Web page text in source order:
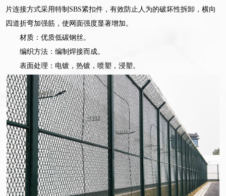
片连接方式采用特制SBS紧扣件，有效防止人为的破坏性拆卸，横向
四道折弯加强筋，使网面强度显著增加。
材质：优质低碳钢丝。
编织方法：编制焊接而成。
表面处理：电镀，热镀，喷塑，浸塑。